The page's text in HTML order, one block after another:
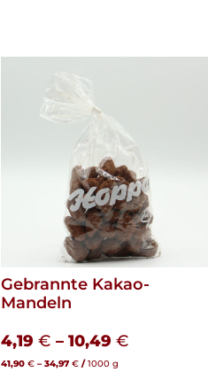
Gebrannte Kakao-
Mandeln
4,19€ –10,49€
41,90€ –34,97€ /1000 g